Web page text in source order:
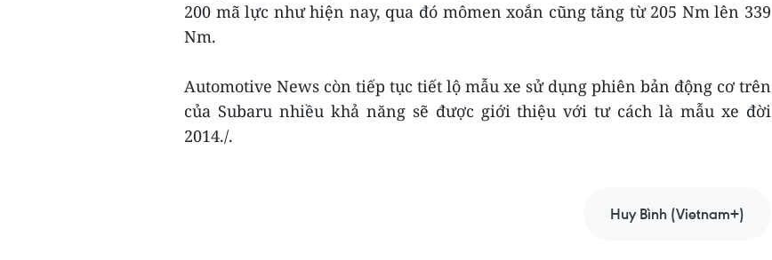
200 mã lực như hiện nay, qua đó mômen xoắn cũng tăng từ 205 Nm lên 339
Nm.
Automotive News còn tiếp tục tiết lộ mẫu xe sử dụng phiên bản động cơ trên
của Subaru nhiều khả năng sẽ được giới thiệu với tư cách là mẫu xe đời
2014./.
Huy Bình (Vietnam+)